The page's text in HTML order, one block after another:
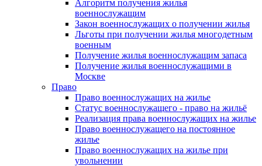
Алгоритм получения жилья
военнослужащим
Закон военнослужащих о получении жилья
Льготы при получении жилья многодетным
военным
Получение жилья военнослужащим запаса
Получение жилья военнослужащими в
Москве
Право
Право военнослужащих на жилье
Статус военнослужащего - право на жильё
Реализация права военнослужащих на жилье
Право военнослужащего на постоянное
жилье
Право военнослужащих на жилье при
увольнении